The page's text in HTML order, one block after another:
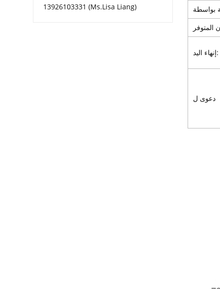
إنهاء اليد:
دعوى ل
13926103331 (Ms.Lisa Liang)